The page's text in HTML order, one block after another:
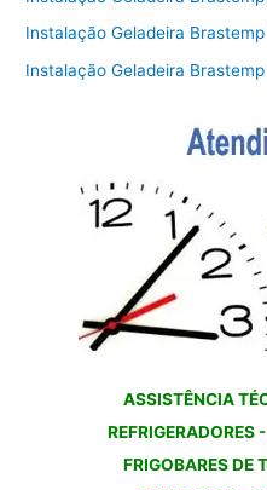
Instalação Geladeira
Instalação Geladeira
ASSISTÊNCIA
REFRIGERADORES
FRIGOBARES DE